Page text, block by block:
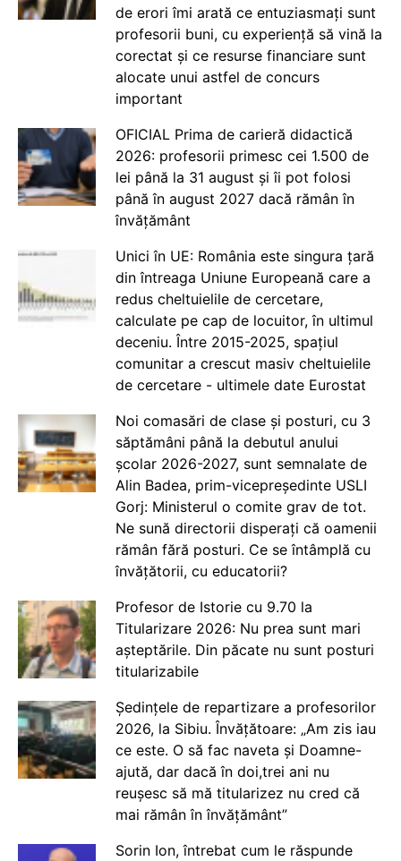
de erori îmi arată ce entuziasmați sunt
profesorii buni, cu experiență să vină la
corectat și ce resurse financiare sunt
alocate unui astfel de concurs
important
OFICIAL Prima de carieră didactică
2026: profesorii primesc cei 1.500 de
lei până la 31 august și îi pot folosi
până în august 2027 dacă rămân în
învățământ
Unici în UE: România este singura țară
din întreaga Uniune Europeană care a
redus cheltuielile de cercetare,
calculate pe cap de locuitor, în ultimul
deceniu. Între 2015-2025, spațiul
comunitar a crescut masiv cheltuielile
de cercetare - ultimele date Eurostat
Noi comasări de clase și posturi, cu 3
săptămâni până la debutul anului
școlar 2026-2027, sunt semnalate de
Alin Badea, prim-vicepreședinte USLI
Gorj: Ministerul o comite grav de tot.
Ne sună directorii disperați că oamenii
rămân fără posturi. Ce se întâmplă cu
învățătorii, cu educatorii?
Profesor de Istorie cu 9.70 la
Titularizare 2026: Nu prea sunt mari
așteptările. Din păcate nu sunt posturi
titularizabile
Ședințele de repartizare a profesorilor
2026, la Sibiu. Învățătoare: „Am zis iau
ce este. O să fac naveta și Doamne-
ajută, dar dacă în doi,trei ani nu
reușesc să mă titularizez nu cred că
mai rămân în învățământ”
Sorin Ion, întrebat cum le răspunde